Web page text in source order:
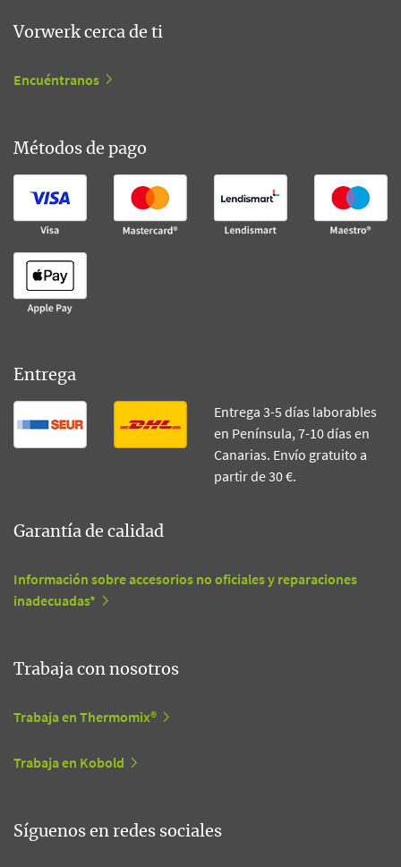
Vorwerk cerca de ti
Encuéntranos
Métodos de pago
Entrega
Entrega 3-5 días laborables
en Península, 7-10 días en
Canarias. Envío gratuito a
partir de 30 €.
Garantía de calidad
Información sobre accesorios no oficiales y reparaciones
inadecuadas*
Trabaja con nosotros
Trabaja en Thermomix®
Trabaja en Kobold
Síguenos en redes sociales